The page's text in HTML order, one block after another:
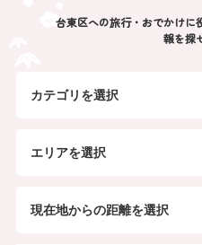
台東区への旅行・おでかけに
報を探
カテゴリを選択
エリアを選択
現在地からの距離を選択